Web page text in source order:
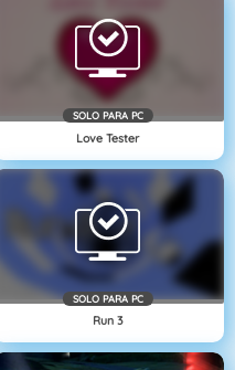
SOLO PARA PC
Love Tester
SOLO PARA PC
Run 3